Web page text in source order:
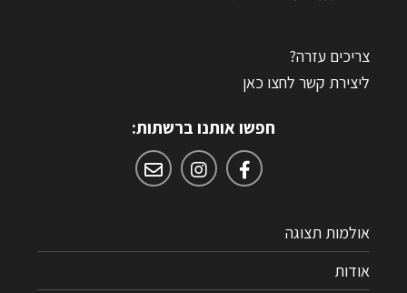
צריכים עזרה?
ליצירת קשר לחצו כאן
חפשו אותנו ברשתות:
אולמות תצוגה
אודות